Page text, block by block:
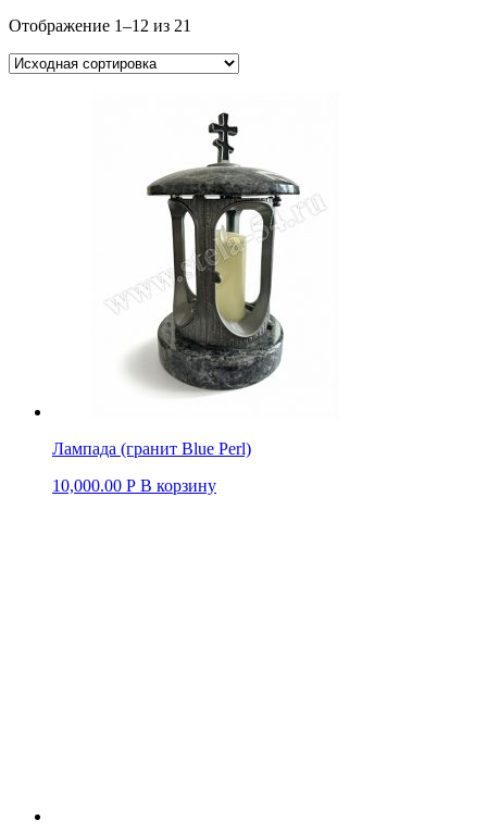
Отображение 1–12 из 21
Лампада (гранит Blue Perl)
10,000.00 Р В корзину